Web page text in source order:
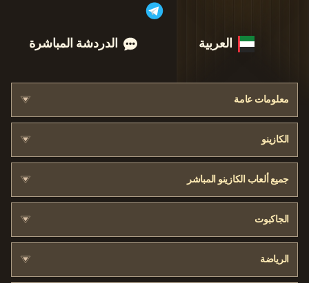
العربية الدردشة المباشرة
معلومات عامة
الكازينو
جميع ألعاب الكازينو المباشر
الجاكبوت
الرياضة